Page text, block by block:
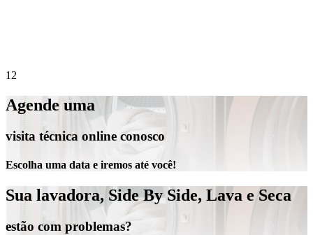
1 2
Agende uma
visita técnica online conosco
Escolha uma data e iremos até você!
Sua lavadora, Side By Side, Lava e Seca
estão com problemas?